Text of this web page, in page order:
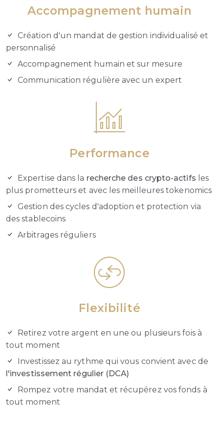
Accompagnement humain
Création d'un mandat de gestion individualisé et
personnalisé
Accompagnement humain et sur mesure
Communication régulière avec un expert
Performance
Expertise dans la recherche des crypto-actifs les
plus prometteurs et avec les meilleures tokenomics
Gestion des cycles d'adoption et protection via
des stablecoins
Arbitrages réguliers
Flexibilité
Retirez votre argent en une ou plusieurs fois à
tout moment
Investissez au rythme qui vous convient avec de
l'investissement régulier (DCA)
Rompez votre mandat et récupérez vos fonds à
tout moment